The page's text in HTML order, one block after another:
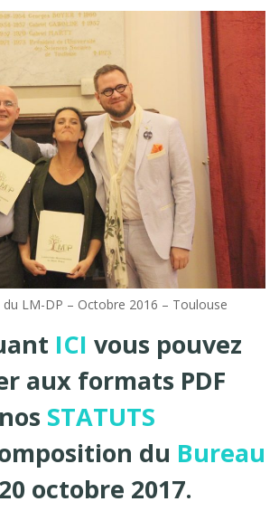
Bureau France
LM-DP – Octobre 2016 – Toulouse
ICI vous pouvez
aux formats PDF
nos STATUTS
du Bureau
octobre 2017.